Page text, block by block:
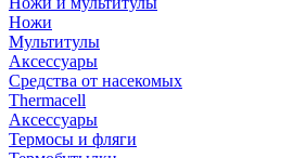
Ножи
Мультитулы
Аксессуары
Средства от насекомых
Thermacell
Аксессуары
Термосы и фляги